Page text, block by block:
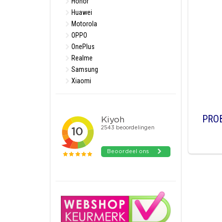
Huawei
Motorola
OPPO
OnePlus
Realme
Samsung
Xiaomi